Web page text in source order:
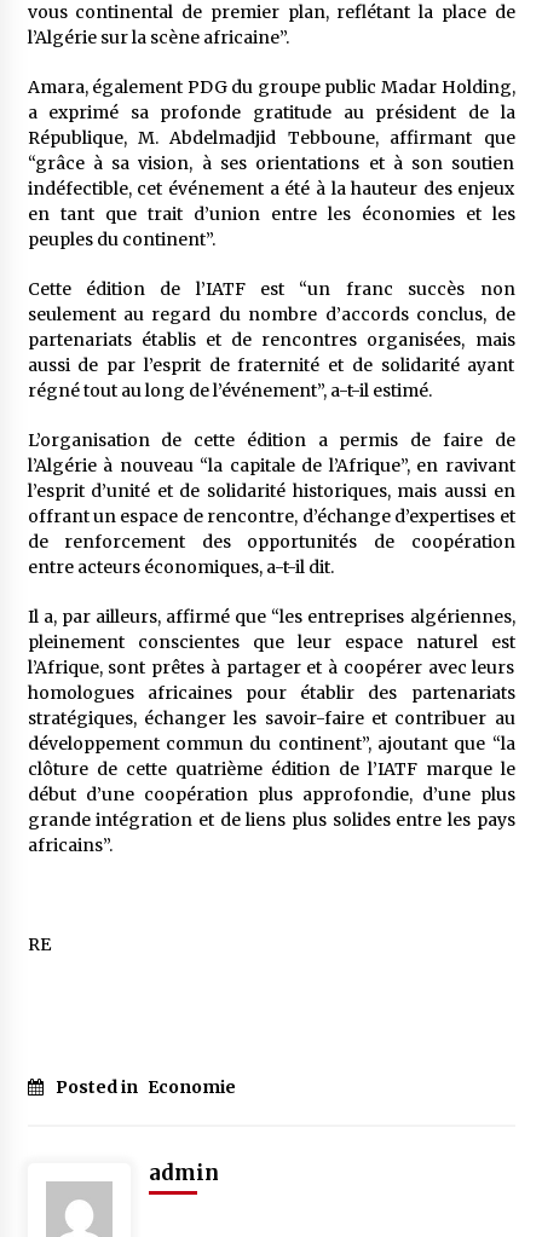
5 ans ago
Tradition orale/ D’où viennent les contes et à
quoi servent-ils?
5 ans ago
vous continental de premier plan, reflétant la place de
l’Algérie sur la scène africaine”.
Amara, également PDG du groupe public Madar Holding,
a exprimé sa profonde gratitude au président de la
République, M. Abdelmadjid Tebboune, affirmant que
“grâce à sa vision, à ses orientations et à son soutien
indéfectible, cet événement a été à la hauteur des enjeux
en tant que trait d’union entre les économies et les
peuples du continent”.
Cette édition de l’IATF est “un franc succès non
seulement au regard du nombre d’accords conclus, de
partenariats établis et de rencontres organisées, mais
aussi de par l’esprit de fraternité et de solidarité ayant
régné tout au long de l’événement”, a-t-il estimé.
L’organisation de cette édition a permis de faire de
l’Algérie à nouveau “la capitale de l’Afrique”, en ravivant
l’esprit d’unité et de solidarité historiques, mais aussi en
offrant un espace de rencontre, d’échange d’expertises et
de renforcement des opportunités de coopération
entre acteurs économiques, a-t-il dit.
Il a, par ailleurs, affirmé que “les entreprises algériennes,
pleinement conscientes que leur espace naturel est
l’Afrique, sont prêtes à partager et à coopérer avec leurs
homologues africaines pour établir des partenariats
stratégiques, échanger les savoir-faire et contribuer au
développement commun du continent”, ajoutant que “la
clôture de cette quatrième édition de l’IATF marque le
début d’une coopération plus approfondie, d’une plus
grande intégration et de liens plus solides entre les pays
africains”.
RE
Posted in Economie
admin